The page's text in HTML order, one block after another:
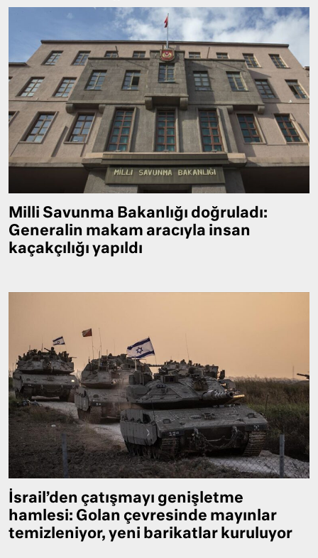
Milli Savunma Bakanlığı doğruladı:
Generalin makam aracıyla insan
kaçakçılığı yapıldı
İsrail’den çatışmayı genişletme
hamlesi: Golan çevresinde mayınlar
temizleniyor, yeni barikatlar kuruluyor